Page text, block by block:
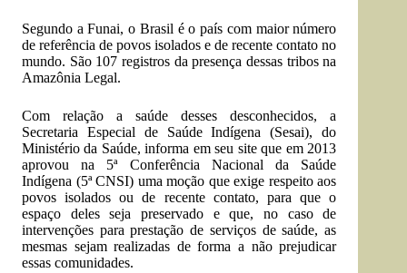
Segundo a Funai, o Brasil é o país com maior número
de referência de povos isolados e de recente contato no
mundo. São 107 registros da presença dessas tribos na
Amazônia Legal.
Com relação a saúde desses desconhecidos, a
Secretaria Especial de Saúde Indígena (Sesai), do
Ministério da Saúde, informa em seu site que em 2013
aprovou na 5ª Conferência Nacional da Saúde
Indígena (5ª CNSI) uma moção que exige respeito aos
povos isolados ou de recente contato, para que o
espaço deles seja preservado e que, no caso de
intervenções para prestação de serviços de saúde, as
mesmas sejam realizadas de forma a não prejudicar
essas comunidades.